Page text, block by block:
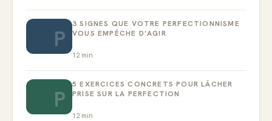
P
3 SIGNES QUE VOTRE PERFECTIONNISME
VOUS EMPÊCHE D’AGIR
12min
P
5 EXERCICES CONCRETS POUR LÂCHER
PRISE SUR LA PERFECTION
12min